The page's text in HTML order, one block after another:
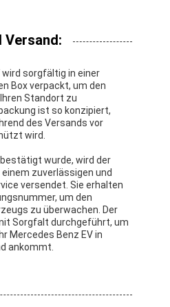
Versand:
wird sorgfältig in einer
Box verpackt, um den
Standort zu
ist so konzipiert,
des Versands vor
wird.
wurde, wird der
zuverlässigen und
versendet. Sie erhalten
um den
zu überwachen. Der
Sorgfalt durchgeführt, um
Mercedes Benz EV in
ankommt.